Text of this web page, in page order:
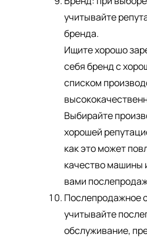
учитывайте
бренда.
Ищите хорошо
себя бренд с
списком
Выбирайте
хорошей
как это может
качество машины
вами
Послепродажное
учитывайте
обслуживание,